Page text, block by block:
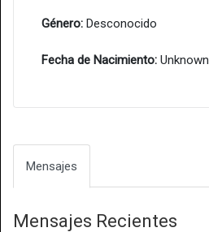
Género: Desconocido
Fecha de Nacimiento: Unknown
Mensajes
Mensajes Recientes